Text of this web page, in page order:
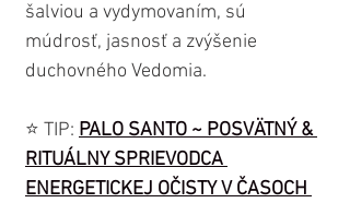
šalviou a vydymovaním, sú
múdrosť, jasnosť a zvýšenie
duchovného Vedomia.
⭐️ TIP: PALO SANTO ~ POSVÄTNÝ &
RITUÁLNY SPRIEVODCA
ENERGETICKEJ OČISTY V ČASOCH